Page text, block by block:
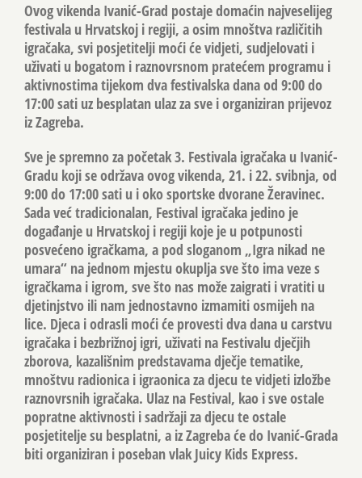
Ovog vikenda Ivanić-Grad postaje domaćin najveselijeg
festivala u Hrvatskoj i regiji, a osim mnoštva različitih
igračaka, svi posjetitelji moći će vidjeti, sudjelovati i
uživati u bogatom i raznovrsnom pratećem programu i
aktivnostima tijekom dva festivalska dana od 9:00 do
17:00 sati uz besplatan ulaz za sve i organiziran prijevoz
iz Zagreba.
Sve je spremno za početak 3. Festivala igračaka u Ivanić-
Gradu koji se održava ovog vikenda, 21. i 22. svibnja, od
9:00 do 17:00 sati u i oko sportske dvorane Žeravinec.
Sada već tradicionalan, Festival igračaka jedino je
događanje u Hrvatskoj i regiji koje je u potpunosti
posvećeno igračkama, a pod sloganom „Igra nikad ne
umara“ na jednom mjestu okuplja sve što ima veze s
igračkama i igrom, sve što nas može zaigrati i vratiti u
djetinjstvo ili nam jednostavno izmamiti osmijeh na
lice. Djeca i odrasli moći će provesti dva dana u carstvu
igračaka i bezbrižnoj igri, uživati na Festivalu dječjih
zborova, kazališnim predstavama dječje tematike,
mnoštvu radionica i igraonica za djecu te vidjeti izložbe
raznovrsnih igračaka. Ulaz na Festival, kao i sve ostale
popratne aktivnosti i sadržaji za djecu te ostale
posjetitelje su besplatni, a iz Zagreba će do Ivanić-Grada
biti organiziran i poseban vlak Juicy Kids Express.